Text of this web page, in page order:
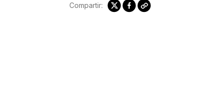
Compartir: